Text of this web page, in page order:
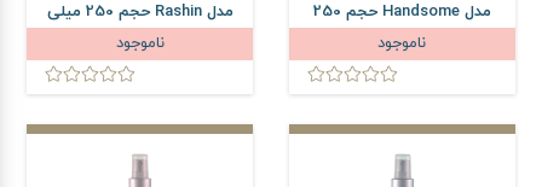
مدل Handsome حجم 250
میلی لیتر
ناموجود
مدل Rashin حجم 250 میلی
لیتر
ناموجود